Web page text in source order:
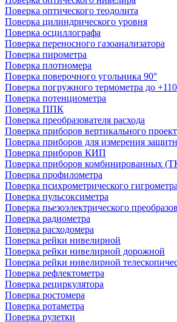
Поверка оптического теодолита
Поверка цилиндрического уровня
Поверка осциллографа
Поверка переносного газоанализатора
Поверка пирометра
Поверка плотномера
Поверка поверочного угольника 90°
Поверка погружного термометра до
Поверка потенциометра
Поверка ППК
Поверка преобразователя расхода
Поверка приборов вертикального
Поверка приборов для измерения
Поверка приборов КИП
Поверка приборов комбинированных
Поверка профилометра
Поверка психрометрического гигрометра
Поверка пульсоксиметра
Поверка пьезоэлектрического
Поверка радиометра
Поверка расходомера
Поверка рейки нивелирной
Поверка рейки нивелирной дорожной
Поверка рейки нивелирной
Поверка рефлектометра
Поверка рециркулятора
Поверка ростомера
Поверка ротаметра
Поверка рулетки